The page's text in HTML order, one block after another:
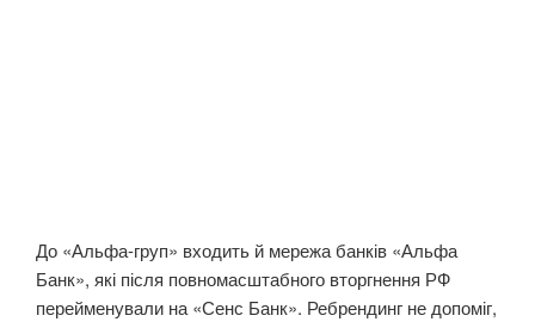
До «Альфа-груп» входить й мережа банків «Альфа
Банк», які після повномасштабного вторгнення РФ
перейменували на «Сенс Банк». Ребрендинг не допоміг,